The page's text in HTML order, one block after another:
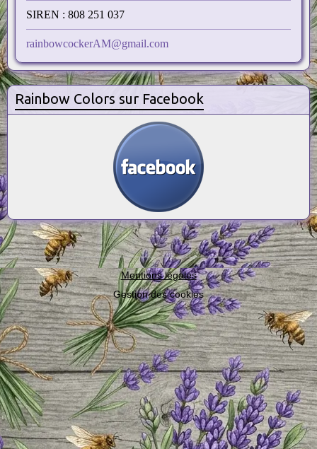
SIREN : 808 251 037
rainbowcockerAM@gmail.com
Rainbow Colors sur Facebook
Mentions légales
Gestion des cookies